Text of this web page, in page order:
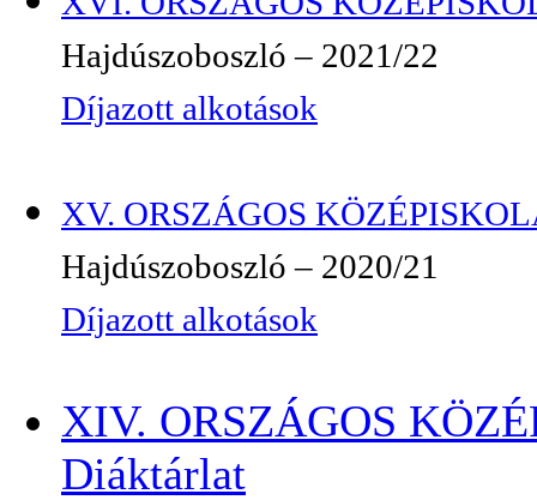
Hajdúszoboszló – 2021/22
Díjazott alkotások
XV. ORSZÁGOS
Hajdúszoboszló – 2020/21
Díjazott alkotások
XIV. ORSZÁGOS
Diáktárlat